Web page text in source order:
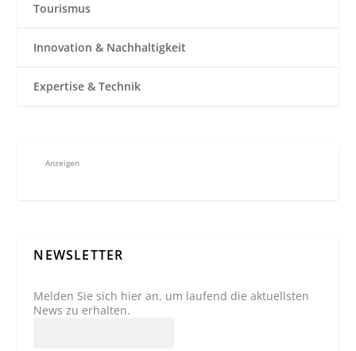
Tourismus
Innovation & Nachhaltigkeit
Expertise & Technik
Anzeigen
NEWSLETTER
Melden Sie sich hier an, um laufend die aktuellsten
News zu erhalten.